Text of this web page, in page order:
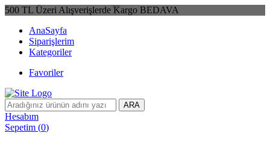
500 TL Üzeri Alışverişlerde Kargo BEDAVA
AnaSayfa
Siparişlerim
Kategoriler
Favoriler
ARA
Hesabım
Sepetim (0)